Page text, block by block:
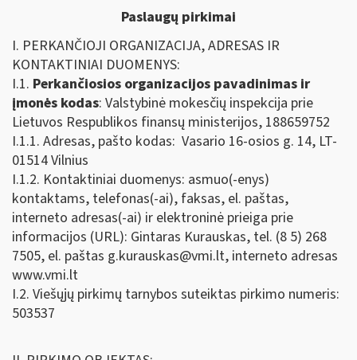
Paslaugų pirkimai
I. PERKANČIOJI ORGANIZACIJA, ADRESAS IR
KONTAKTINIAI DUOMENYS:
I.1. Perkančiosios organizacijos pavadinimas ir
įmonės kodas: Valstybinė mokesčių inspekcija prie
Lietuvos Respublikos finansų ministerijos, 188659752
I.1.1. Adresas, pašto kodas: Vasario 16-osios g. 14, LT-
01514 Vilnius
I.1.2. Kontaktiniai duomenys: asmuo(-enys)
kontaktams, telefonas(-ai), faksas, el. paštas,
interneto adresas(-ai) ir elektroninė prieiga prie
informacijos (URL): Gintaras Kurauskas, tel. (8 5) 268
7505, el. paštas g.kurauskas@vmi.lt, interneto adresas
www.vmi.lt
I.2. Viešųjų pirkimų tarnybos suteiktas pirkimo numeris:
503537